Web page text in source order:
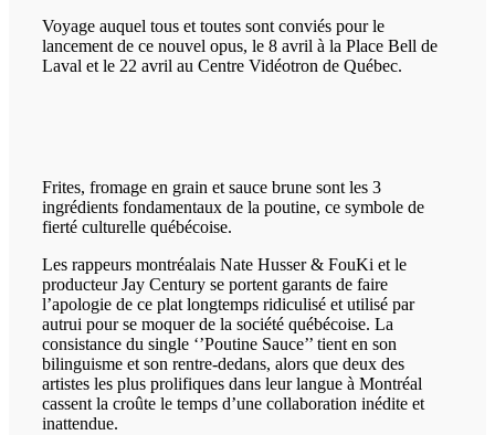
Voyage auquel tous et toutes sont conviés pour le
lancement de ce nouvel opus, le 8 avril à la Place Bell de
Laval et le 22 avril au Centre Vidéotron de Québec.
Frites, fromage en grain et sauce brune sont les 3
ingrédients fondamentaux de la poutine, ce symbole de
fierté culturelle québécoise.
Les rappeurs montréalais Nate Husser & FouKi et le
producteur Jay Century se portent garants de faire
l’apologie de ce plat longtemps ridiculisé et utilisé par
autrui pour se moquer de la société québécoise. La
consistance du single ‘’Poutine Sauce’’ tient en son
bilinguisme et son rentre-dedans, alors que deux des
artistes les plus prolifiques dans leur langue à Montréal
cassent la croûte le temps d’une collaboration inédite et
inattendue.